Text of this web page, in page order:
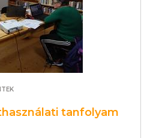
tanfolyam